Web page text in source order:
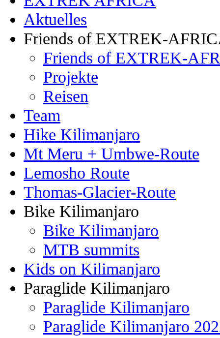
Aktuelles
Friends of EXTREK-
Friends of EXTREK-
Projekte
Reisen
Team
Hike Kilimanjaro
Mt Meru + Umbwe-Route
Lemosho Route
Thomas-Glacier-Route
Bike Kilimanjaro
Bike Kilimanjaro
MTB summits
Kids on Kilimanjaro
Paraglide Kilimanjaro
Paraglide Kilimanjaro
Paraglide Kilimanjaro